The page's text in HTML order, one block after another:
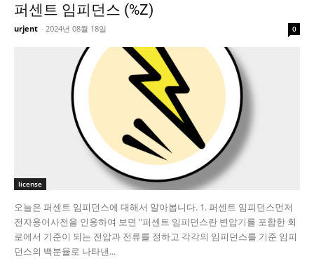
퍼센트 임피던스 (%Z)
urjent - 2024년 08월 18일 0
license
오늘은 퍼센트 임피던스에 대해서 알아봅니다. 1. 퍼센트 임피던스​ 먼저
전자용어사전을 인용하여 보면 "퍼센트 임피던스란 변압기를 포함한 회
로에서 기준이 되는 전압과 전류를 정하고 각각의 임피던스를 기준 임피
던스의 백분율로 나타낸...